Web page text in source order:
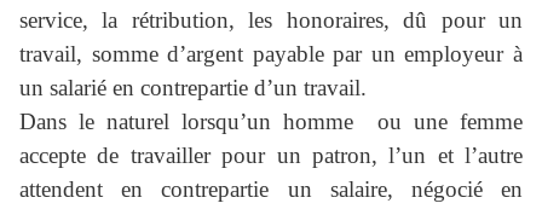
service, la rétribution, les honoraires, dû pour un
travail, somme d’argent payable par un employeur à
un salarié en contrepartie d’un travail.
Dans le naturel lorsqu’un homme ou une femme
accepte de travailler pour un patron, l’un et l’autre
attendent en contrepartie un salaire, négocié en